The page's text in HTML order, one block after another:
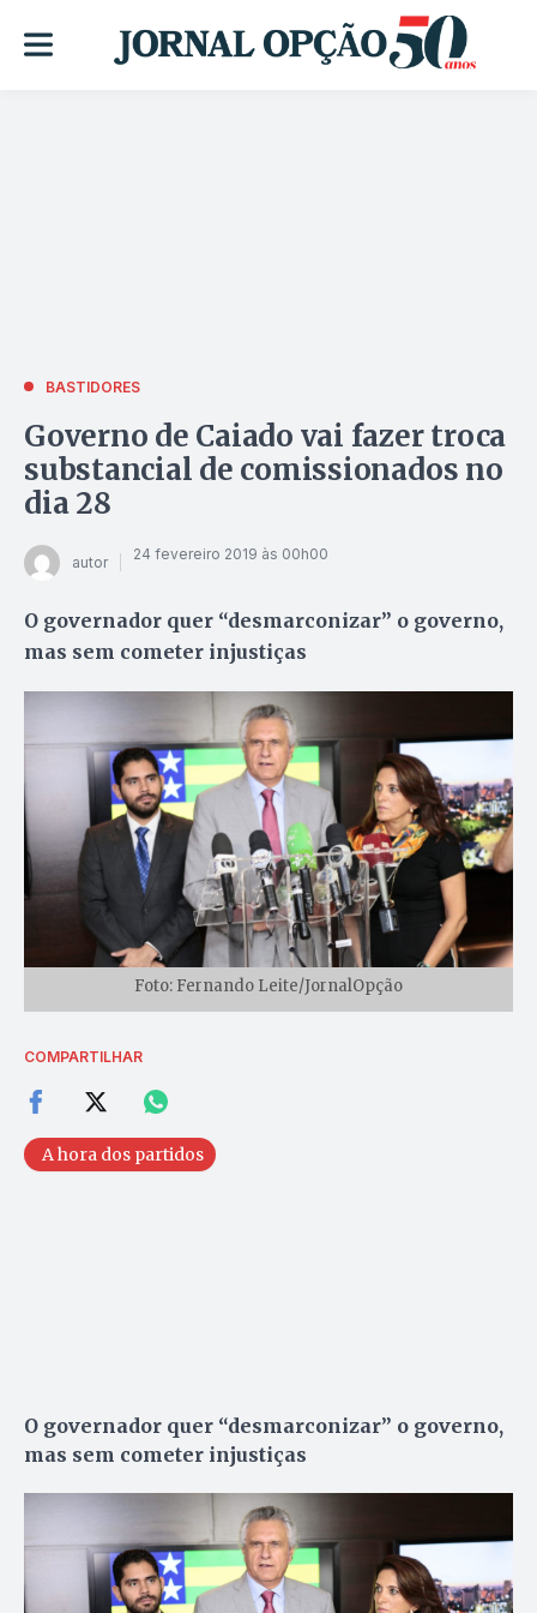
BASTIDORES
Governo de Caiado vai fazer troca
substancial de comissionados no
dia 28
autor 24 fevereiro 2019 às 00h00
O governador quer “desmarconizar” o governo,
mas sem cometer injustiças
Foto: Fernando Leite/JornalOpção
COMPARTILHAR
A hora dos partidos
O governador quer “desmarconizar” o governo,
mas sem cometer injustiças